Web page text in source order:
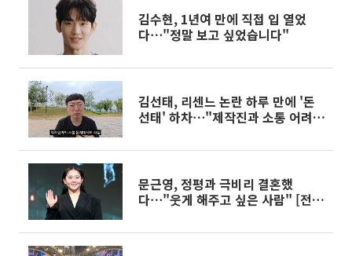
김수현, 1년여 만에 직접 입 열었
다⋯"정말 보고 싶었습니다"
김선태, 리센느 논란 하루 만에 '돈
선태' 하차⋯"제작진과 소통 어려
문근영, 정평과 극비리 결혼했
다⋯"웃게 해주고 싶은 사람" [전